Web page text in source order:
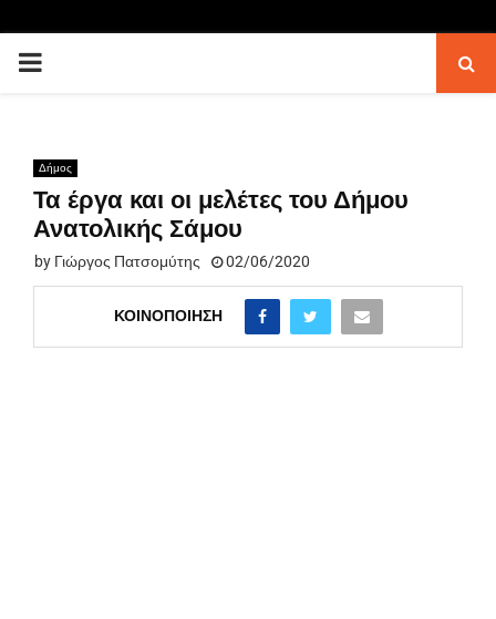
PRIMARY
Δήμος
Τα έργα και οι μελέτες του Δήμου
Ανατολικής Σάμου
by Γιώργος Πατσομύτης 02/06/2020
ΚΟΙΝΟΠΟΊΗΣΗ